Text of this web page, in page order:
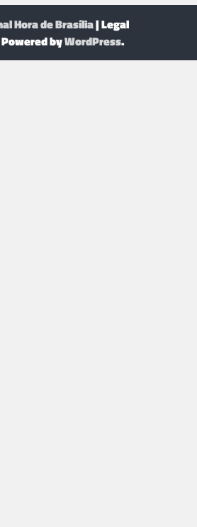
Hora de Brasília| Legal
byWordPress.